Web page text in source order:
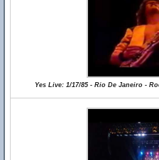
Yes Live: 1/17/85 - Rio De Janeiro -